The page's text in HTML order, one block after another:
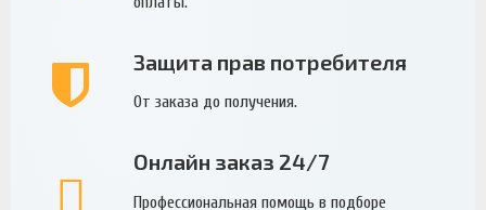
Защита прав потребителя
От заказа до получения.
Онлайн заказ 24/7
Профессиональная помощь в подборе